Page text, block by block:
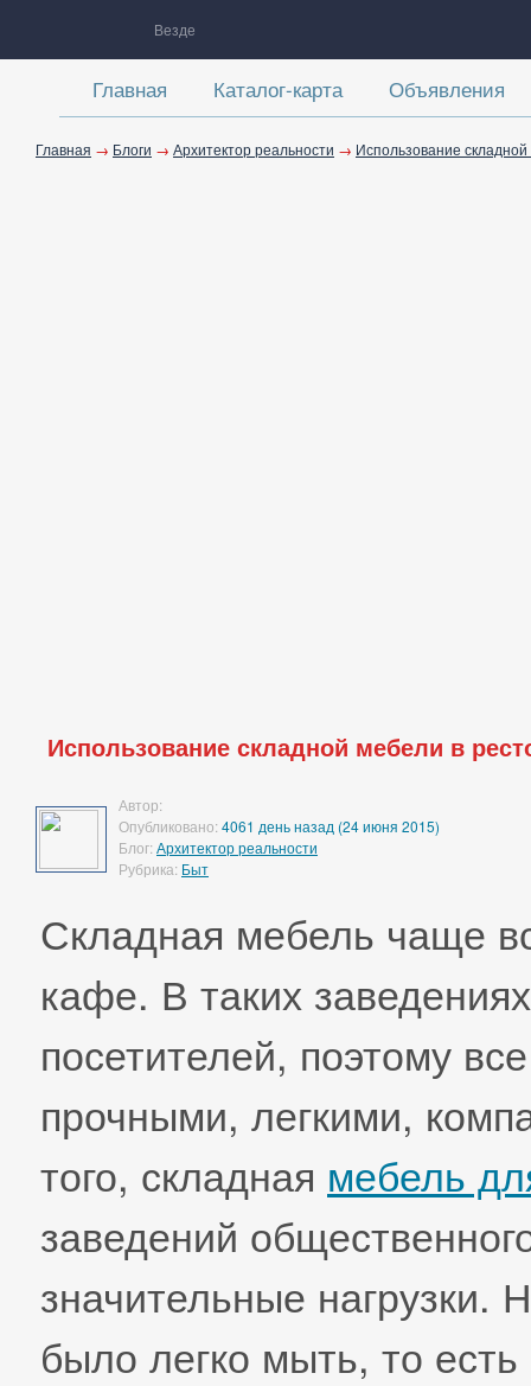
Везде
Главная Каталог-карта Объявления
Главная → Блоги → Архитектор реальности → Использование
Использование складной мебели в
Автор:
Опубликовано: 4061 день назад (24 июня 2015)
Блог: Архитектор реальности
Рубрика: Быт
Складная мебель чаще
кафе. В таких
посетителей, поэтому
прочными, легкими,
того, складная мебель
заведений
значительные нагрузки.
было легко мыть, то